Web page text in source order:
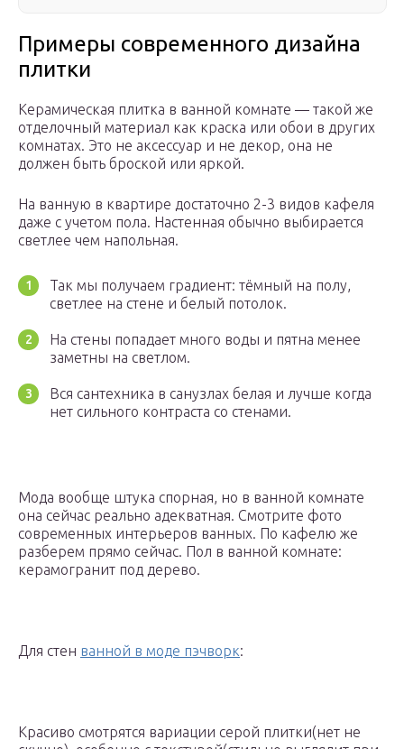
Примеры современного дизайна
плитки
Керамическая плитка в ванной комнате — такой же
отделочный материал как краска или обои в других
комнатах. Это не аксессуар и не декор, она не
должен быть броской или яркой.
На ванную в квартире достаточно 2-3 видов кафеля
даже с учетом пола. Настенная обычно выбирается
светлее чем напольная.
Так мы получаем градиент: тёмный на полу,
светлее на стене и белый потолок.
На стены попадает много воды и пятна менее
заметны на светлом.
Вся сантехника в санузлах белая и лучше когда
нет сильного контраста со стенами.
Мода вообще штука спорная, но в ванной комнате
она сейчас реально адекватная. Смотрите фото
современных интерьеров ванных. По кафелю же
разберем прямо сейчас. Пол в ванной комнате:
керамогранит под дерево.
Для стен ванной в моде пэчворк:
Красиво смотрятся вариации серой плитки(нет не